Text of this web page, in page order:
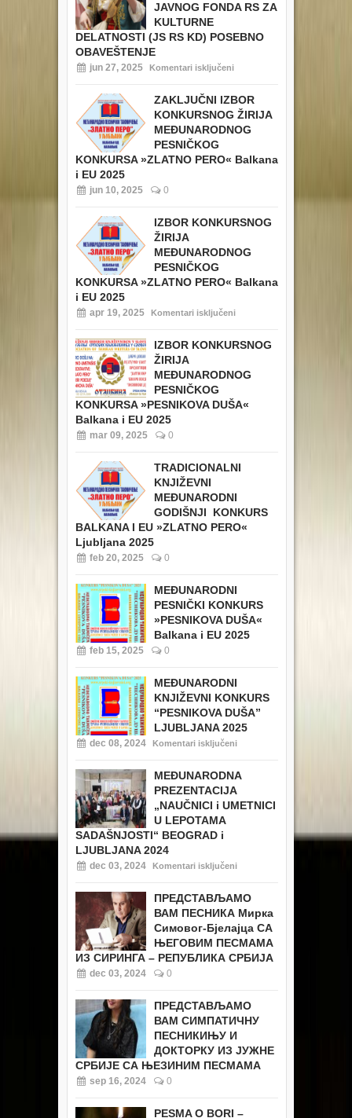
JAVNOG FONDA RS ZA
KULTURNE
DELATNOSTI (JS RS KD) POSEBNO
OBAVEŠTENJE
jun 27, 2025 Komentari isključeni
ZAKLJUČNI IZBOR
KONKURSNOG ŽIRIJA
MEĐUNARODNOG
PESNIČKOG
KONKURSA »ZLATNO PERO« Balkana
i EU 2025
jun 10, 2025 0
IZBOR KONKURSNOG
ŽIRIJA
MEĐUNARODNOG
PESNIČKOG
KONKURSA »ZLATNO PERO« Balkana
i EU 2025
apr 19, 2025 Komentari isključeni
IZBOR KONKURSNOG
ŽIRIJA
MEĐUNARODNOG
PESNIČKOG
KONKURSA »PESNIKOVA DUŠA«
Balkana i EU 2025
mar 09, 2025 0
TRADICIONALNI
KNJIŽEVNI
MEĐUNARODNI
GODIŠNJI KONKURS
BALKANA I EU »ZLATNO PERO«
Ljubljana 2025
feb 20, 2025 0
MEĐUNARODNI
PESNIČKI KONKURS
»PESNIKOVA DUŠA«
Balkana i EU 2025
feb 15, 2025 0
MEĐUNARODNI
KNJIŽEVNI KONKURS
“PESNIKOVA DUŠA”
LJUBLJANA 2025
dec 08, 2024 Komentari isključeni
MEĐUNARODNA
PREZENTACIJA
„NAUČNICI i UMETNICI
U LEPOTAMA
SADAŠNJOSTI“ BEOGRAD i
LJUBLJANA 2024
dec 03, 2024 Komentari isključeni
ПРЕДСТАВЉАМО
ВАМ ПЕСНИКА Мирка
Симовог-Бјелајца СА
ЊЕГОВИМ ПЕСМАМА
ИЗ СИРИНГА – РЕПУБЛИКА СРБИЈА
dec 03, 2024 0
ПРЕДСТАВЉАМО
ВАМ СИМПАТИЧНУ
ПЕСНИКИЊУ И
ДОКТОРКУ ИЗ ЈУЖНЕ
СРБИЈЕ СА ЊЕЗИНИМ ПЕСМАМА
sep 16, 2024 0
PESMA O BORI –